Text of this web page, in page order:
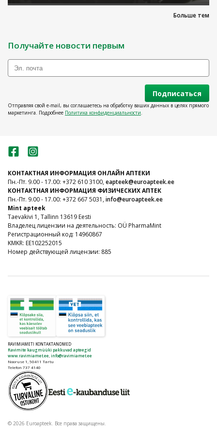
Больше тем
Получайте новости первым
Подписаться
Отправляя свой e-mail, вы соглашаетесь на обработку ваших данных в целях прямого
маркетинга. Подробнее Политика конфиденциальности.
КОНТАКТНАЯ ИНФОРМАЦИЯ ОНЛАЙН АПТЕКИ
Пн.-Пт. 9.00 - 17.00: +372 610 3100,eapteek@euroapteek.ee
КОНТАКТНАЯ ИНФОРМАЦИЯ ФИЗИЧЕСКИХ АПТЕК
Пн.-Пт. 9.00 - 17.00: +372 667 5031,info@euroapteek.ee
Mint apteek
Taevakivi 1, Tallinn 13619 Eesti
Владелец лицензии на деятельность: OÜ PharmaMint
Регистрационный код: 14960867
KMKR: EE102252015
Номер действующей лицензии: 885
RAVIMIAMETI KONTAKTANDMED
Ravimite kaugmüüki pakkuvad apteegid
www.ravimiamet.ee info@ravimiamet.ee
Nooruse 1, 50411 Tartu
Telefon 737 4140
© 2026 Euroapteek. Все права защищены.